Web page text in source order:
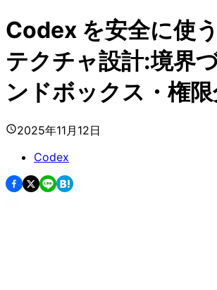
Codex を安全に使
テクチャ設計:境界
ンドボックス・権
2025年11月12日
Codex